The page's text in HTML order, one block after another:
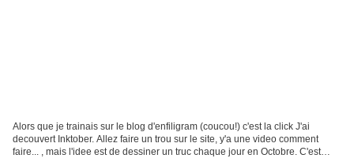
Alors que je trainais sur le blog d'enfiligram (coucou!) c'est la click J'ai
decouvert Inktober. Allez faire un trou sur le site, y'a une video comment
faire... , mais l'idee est de dessiner un truc chaque jour en Octobre. C'est